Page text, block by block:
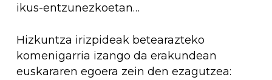
ikus-entzunezkoetan…
Hizkuntza irizpideak betearazteko
komenigarria izango da erakundean
euskararen egoera zein den ezagutzea: